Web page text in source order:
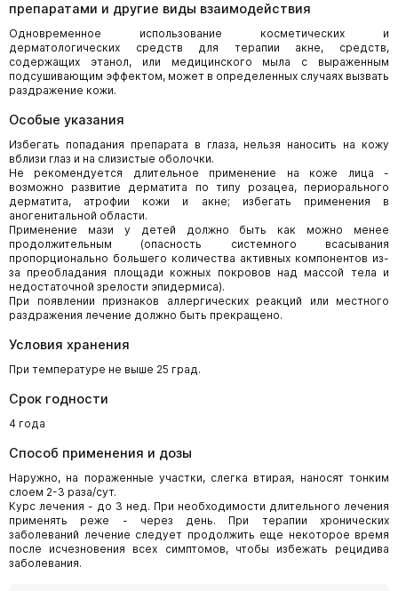
препаратами и другие виды взаимодействия
Одновременное использование косметических и
дерматологических средств для терапии акне, средств,
содержащих этанол, или медицинского мыла с выраженным
подсушивающим эффектом, может в определенных случаях вызвать
раздражение кожи.
Особые указания
Избегать попадания препарата в глаза, нельзя наносить на кожу
вблизи глаз и на слизистые оболочки.
Не рекомендуется длительное применение на коже лица -
возможно развитие дерматита по типу розацеа, периорального
дерматита, атрофии кожи и акне; избегать применения в
аногенитальной области.
Применение мази у детей должно быть как можно менее
продолжительным (опасность системного всасывания
пропорционально большего количества активных компонентов из-
за преобладания площади кожных покровов над массой тела и
недостаточной зрелости эпидермиса).
При появлении признаков аллергических реакций или местного
раздражения лечение должно быть прекращено.
Условия хранения
При температуре не выше 25 град.
Срок годности
4 года
Способ применения и дозы
Наружно, на пораженные участки, слегка втирая, наносят тонким
слоем 2-3 раза/сут.
Курс лечения - до 3 нед. При необходимости длительного лечения
применять реже - через день. При терапии хронических
заболеваний лечение следует продолжить еще некоторое время
после исчезновения всех симптомов, чтобы избежать рецидива
заболевания.